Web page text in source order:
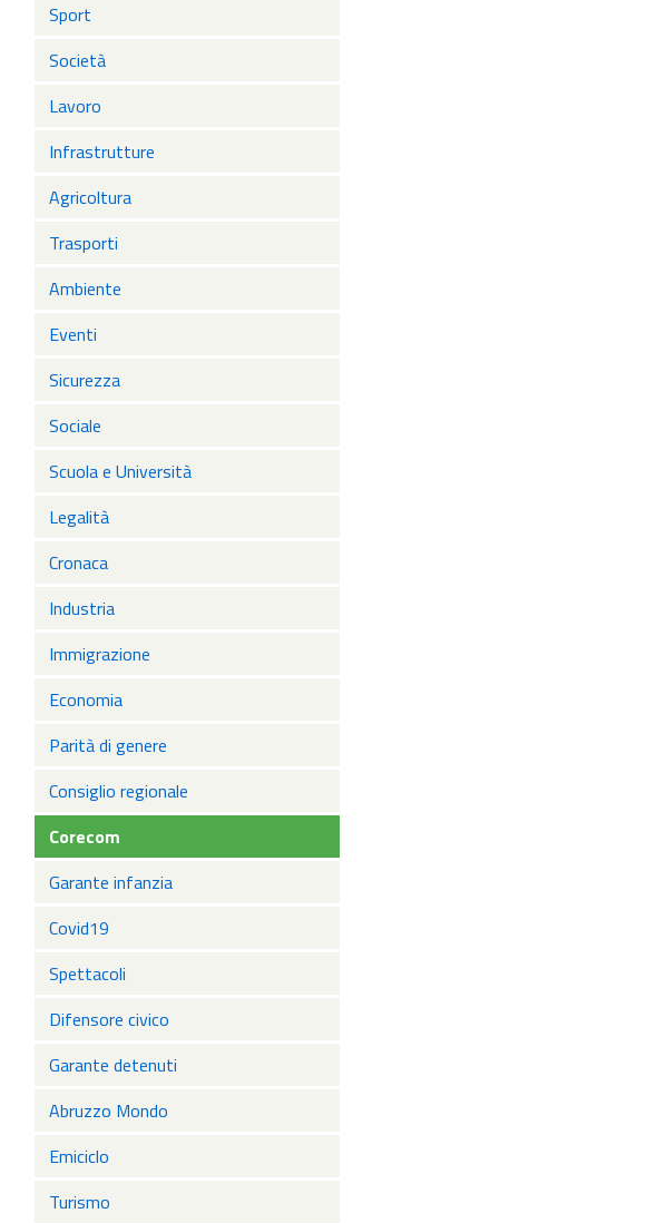
Sport
Società
Lavoro
Infrastrutture
Agricoltura
Trasporti
Ambiente
Eventi
Sicurezza
Sociale
Scuola e Università
Legalità
Cronaca
Industria
Immigrazione
Economia
Parità di genere
Consiglio regionale
Corecom
Garante infanzia
Covid19
Spettacoli
Difensore civico
Garante detenuti
Abruzzo Mondo
Emiciclo
Turismo